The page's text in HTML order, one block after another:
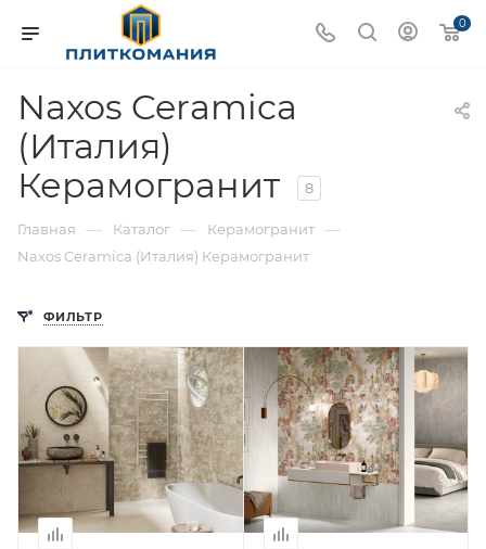
0
Naxos Ceramica
(Италия)
Керамогранит
8
Главная — Каталог — Керамогранит —
Naxos Ceramica (Италия) Керамогранит
ФИЛЬТР